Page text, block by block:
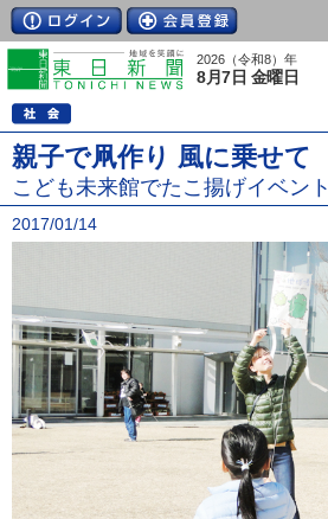
2026（令和8）年
8月7日 金曜日
親子で凧作り 風に乗せて
こども未来館でたこ揚げイベント
2017/01/14